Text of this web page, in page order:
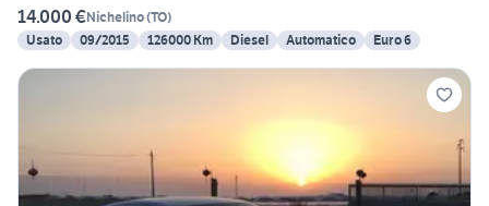
14.000 €Nichelino(TO)
Usato
09/2015 126000 Km Diesel Automatico Euro 6